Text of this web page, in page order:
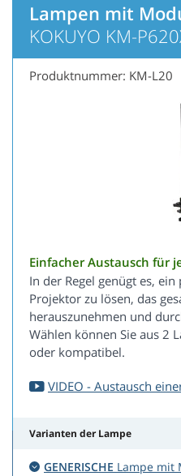
Lampen mit
KOKUYO KM-
Produktnummer: KM-L20
Einfacher Austausch für
In der Regel genügt es,
Projektor zu lösen, das
herauszunehmen und
Wählen können Sie aus 2
oder kompatibel.
VIDEO - Austausch
Varianten der Lampe
GENERISCHE Lampe mit